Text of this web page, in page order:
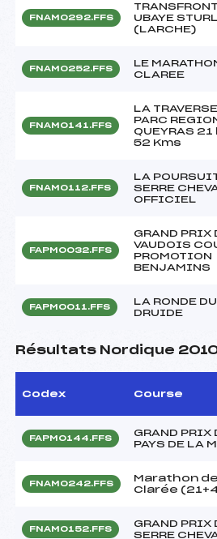
FNAM0292.FFS
UBAYE
(LARCHE)
FNAM0252.FFS
LE
CLAREE
FNAM0141.FFS
LA
PARC
QUEYRAS
52 Kms
FNAM0112.FFS
LA
SERRE
OFFICIEL
FAPM0032.FFS
GRAND PRIX
VAUDOIS
PROMOTION
BENJAMINS
FAPM0011.FFS
LA RONDE DU
DRUIDE
Résultats Nordique
Codex Course
FAPM0144.FFS
GRAND PRIX
PAYS DE LA
FNAM0242.FFS
Marathon
Clarée
FNAM0152.FFS
GRAND PRIX
SERRE